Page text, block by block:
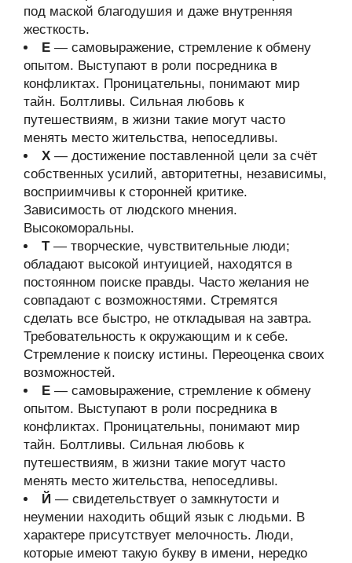
под маской благодушия и даже внутренняя
жесткость.
Е — самовыражение, стремление к обмену
опытом. Выступают в роли посредника в
конфликтах. Проницательны, понимают мир
тайн. Болтливы. Сильная любовь к
путешествиям, в жизни такие могут часто
менять место жительства, непоседливы.
Х — достижение поставленной цели за счёт
собственных усилий, авторитетны, независимы,
восприимчивы к сторонней критике.
Зависимость от людского мнения.
Высокоморальны.
Т— творческие, чувствительные люди;
обладают высокой интуицией, находятся в
постоянном поиске правды. Часто желания не
совпадают с возможностями. Стремятся
сделать все быстро, не откладывая на завтра.
Требовательность к окружающим и к себе.
Стремление к поиску истины. Переоценка своих
возможностей.
Е — самовыражение, стремление к обмену
опытом. Выступают в роли посредника в
конфликтах. Проницательны, понимают мир
тайн. Болтливы. Сильная любовь к
путешествиям, в жизни такие могут часто
менять место жительства, непоседливы.
Й — свидетельствует о замкнутости и
неумении находить общий язык с людьми. В
характере присутствует мелочность. Люди,
которые имеют такую букву в имени, нередко